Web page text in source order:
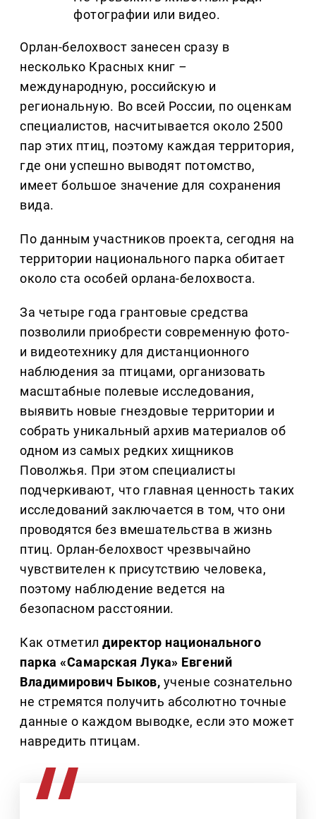
фотографии или видео.
Орлан-белохвост занесен сразу в
несколько Красных книг –
международную, российскую и
региональную. Во всей России, по оценкам
специалистов, насчитывается около 2500
пар этих птиц, поэтому каждая территория,
где они успешно выводят потомство,
имеет большое значение для сохранения
вида.
По данным участников проекта, сегодня на
территории национального парка обитает
около ста особей орлана-белохвоста.
За четыре года грантовые средства
позволили приобрести современную фото-
и видеотехнику для дистанционного
наблюдения за птицами, организовать
масштабные полевые исследования,
выявить новые гнездовые территории и
собрать уникальный архив материалов об
одном из самых редких хищников
Поволжья. При этом специалисты
подчеркивают, что главная ценность таких
исследований заключается в том, что они
проводятся без вмешательства в жизнь
птиц. Орлан-белохвост чрезвычайно
чувствителен к присутствию человека,
поэтому наблюдение ведется на
безопасном расстоянии.
Как отметилдиректор национального
парка «Самарская Лука» Евгений
Владимирович Быков, ученые сознательно
не стремятся получить абсолютно точные
данные о каждом выводке, если это может
навредить птицам.